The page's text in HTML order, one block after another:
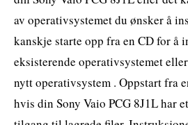
av operativsystemet du ønsker å
kanskje starte opp fra en CD for å
eksisterende operativsystemet
nytt operativsystem . Oppstart fra
hvis din Sony Vaio PCG 8J1L har